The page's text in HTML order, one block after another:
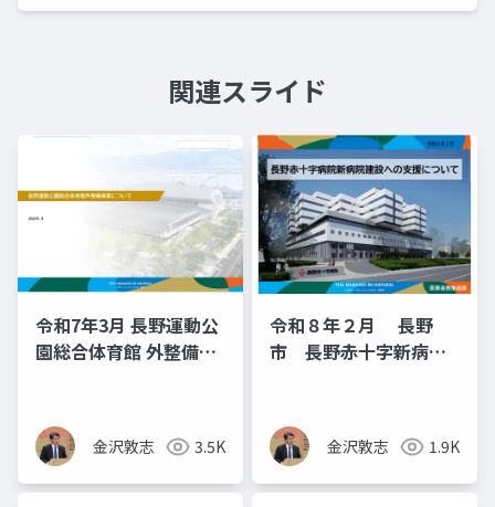
関連スライド
令和7年3月 長野運動公
園総合体育館 外整備事
金沢敦志 3.5K
令和８年２月 長野
市 長野赤十字新病院
金沢敦志 1.9K